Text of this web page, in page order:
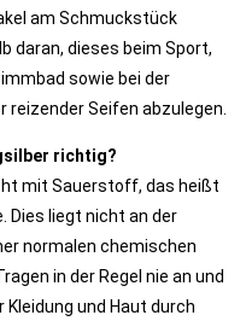
am Schmuckstück
daran, dieses beim Sport,
sowie bei der
reizender Seifen abzulegen.
richtig?
mit Sauerstoff, das heißt
Dies liegt nicht an der
normalen chemischen
in der Regel nie an und
Kleidung und Haut durch